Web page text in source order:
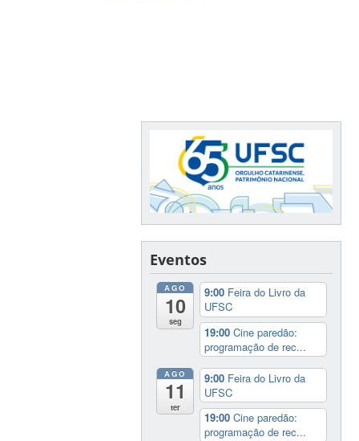
Eventos
AGO
10
seg
9:00 Feira do Livro da
UFSC
19:00Cine paredão:
programação de rec...
AGO
11
ter
9:00 Feira do Livro da
UFSC
19:00Cine paredão:
programação de rec...